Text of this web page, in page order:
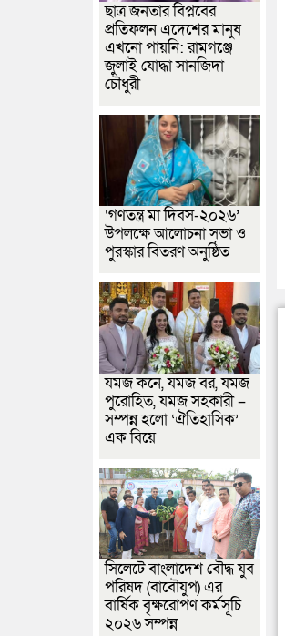
ছাত্র জনতার বিপ্লবের
প্রতিফলন এদেশের মানুষ
এখনো পায়নি: রামগঞ্জে
জুলাই যোদ্ধা সানজিদা
চৌধুরী
‘গণতন্ত্র মা দিবস-২০২৬’
উপলক্ষে আলোচনা সভা ও
পুরস্কার বিতরণ অনুষ্ঠিত
যমজ কনে, যমজ বর, যমজ
পুরোহিত, যমজ সহকারী –
সম্পন্ন হলো ‘ঐতিহাসিক’
এক বিয়ে
সিলেটে বাংলাদেশ বৌদ্ধ যুব
পরিষদ (বাবৌযুপ) এর
বার্ষিক বৃক্ষরোপণ কর্মসূচি
২০২৬ সম্পন্ন